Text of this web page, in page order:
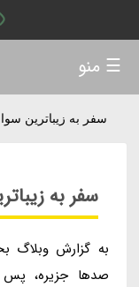
سفر به زیباترین
سفر به
به گزارش وبلاگ
صدها جزیره،
☰ منو